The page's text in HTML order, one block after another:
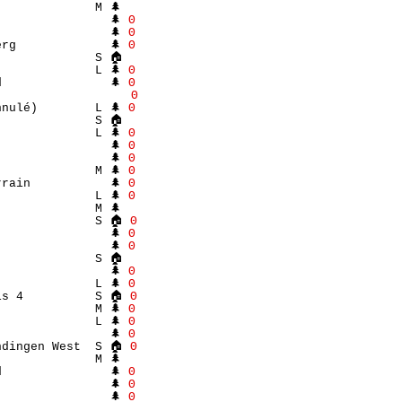
M 🌲
🌲
Θ
🌲
Θ
🌲
Θ
S 🏠
L 🌲
Θ
🌲
Θ
Θ
L 🌲
Θ
S 🏠
L 🌲
Θ
🌲
Θ
🌲
Θ
M 🌲
Θ
🌲
Θ
L 🌲
Θ
M 🌲
S 🏠
Θ
🌲
Θ
🌲
Θ
S 🏠
🌲
Θ
L 🌲
Θ
4          S 🏠
Θ
M 🌲
Θ
L 🌲
Θ
🌲
Θ
West  S 🏠
Θ
M 🌲
🌲
Θ
🌲
Θ
🌲
Θ